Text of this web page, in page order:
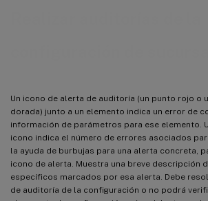
Un icono de alerta de auditoría (un punto rojo o
dorada) junto a un elemento indica un error de
información de parámetros para ese elemento.
icono indica el número de errores asociados
la ayuda de burbujas para una alerta concreta,
icono de alerta. Muestra una breve descripción
específicos marcados por esa alerta. Debe
de auditoría de la configuración o no podrá